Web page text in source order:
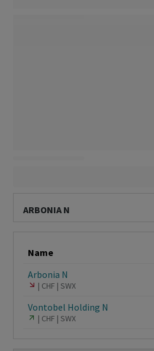
ARBONIA N
Name
Arbonia N
CHF SWX
Vontobel Holding N
CHF SWX